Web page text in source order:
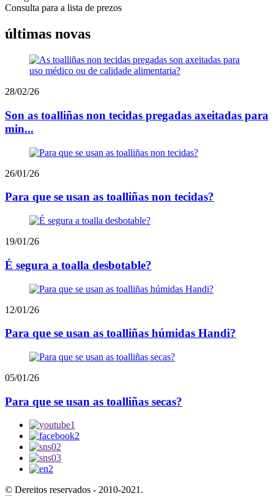
Consulta para a lista de prezos
últimas novas
28/02/26
Son as toalliñas non tecidas pregadas axeitadas para
min...
26/01/26
Para que se usan as toalliñas non tecidas?
19/01/26
É segura a toalla desbotable?
12/01/26
Para que se usan as toalliñas húmidas Handi?
05/01/26
Para que se usan as toalliñas secas?
© Dereitos reservados - 2010-2021.